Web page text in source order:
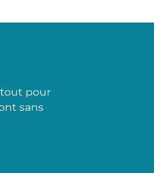
pour
sans